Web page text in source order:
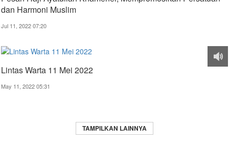
dan Harmoni Muslim
Jul 11, 2022 07:20
Lintas Warta 11 Mei 2022
May 11, 2022 05:31
TAMPILKAN LAINNYA